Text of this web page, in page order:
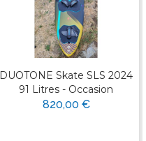
DUOTONE Skate SLS 2024
91 Litres - Occasion
820,00 €